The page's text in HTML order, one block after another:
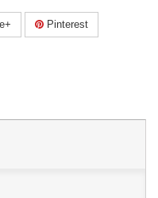
Pinterest